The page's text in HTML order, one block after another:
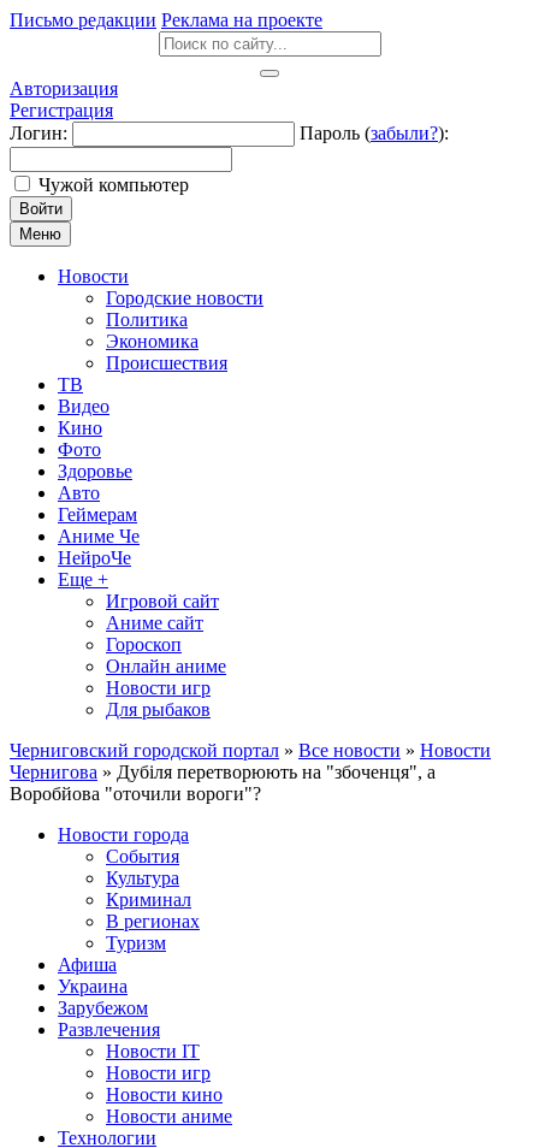
Письмо редакции Реклама на проекте
Авторизация
Регистрация
Логин:
Пароль (забыли?):
Чужой компьютер
Войти
Меню
Новости
Городские новости
Политика
Экономика
Происшествия
ТВ
Видео
Кино
Фото
Здоровье
Авто
Геймерам
Аниме Че
НейроЧе
Еще +
Игровой сайт
Аниме сайт
Гороскоп
Онлайн аниме
Новости игр
Для рыбаков
Черниговский городской портал » Все новости » Новости
Чернигова » Дубіля перетворюють на "збоченця", а
Воробйова "оточили вороги"?
Новости города
События
Культура
Криминал
В регионах
Туризм
Афиша
Украина
Зарубежом
Развлечения
Новости IT
Новости игр
Новости кино
Новости аниме
Технологии